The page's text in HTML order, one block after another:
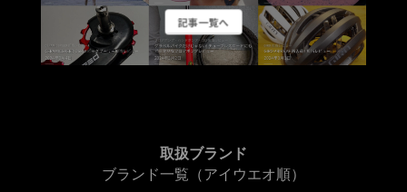
記事一覧へ
取扱ブランド
ブランド一覧（アイウエオ順）